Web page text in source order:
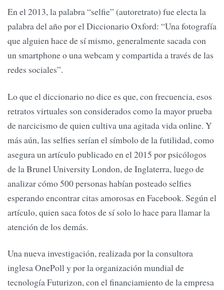
En el 2013, la palabra “selfie” (autoretrato) fue electa la
palabra del año por el Diccionario Oxford: “Una fotografía
que alguien hace de sí mismo, generalmente sacada con
un smartphone o una webcam y compartida a través de las
redes sociales”.
Lo que el diccionario no dice es que, con frecuencia, esos
retratos virtuales son considerados como la mayor prueba
de narcicismo de quien cultiva una agitada vida online. Y
más aún, las selfies serían el símbolo de la futilidad, como
asegura un artículo publicado en el 2015 por psicólogos
de la Brunel University London, de Inglaterra, luego de
analizar cómo 500 personas habían posteado selfies
esperando encontrar citas amorosas en Facebook. Según el
artículo, quien saca fotos de sí solo lo hace para llamar la
atención de los demás.
Una nueva investigación, realizada por la consultora
inglesa OnePoll y por la organización mundial de
tecnología Futurizon, con el financiamiento de la empresa